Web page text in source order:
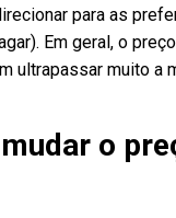
para as
Em geral, o
ultrapassar muito a
o